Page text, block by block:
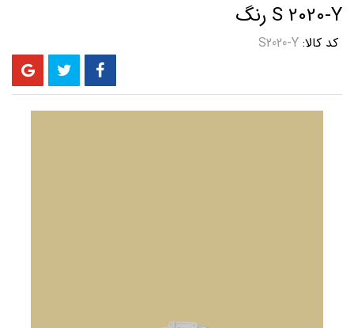
S 2020-Y رنگ
کد کالا S2020-Y